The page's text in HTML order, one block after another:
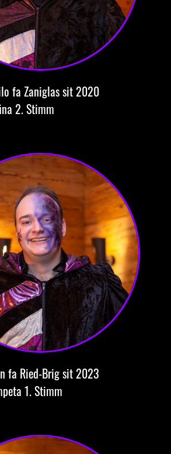
fa Zaniglassit 2020
2. Stimm
fa Ried-Brigsit 2023
1. Stimm